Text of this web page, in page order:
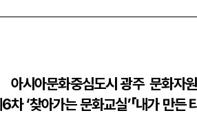
아시아문화중심도시 광주 문화자
차 ‘찾아가는 문화교실’「내가 만든